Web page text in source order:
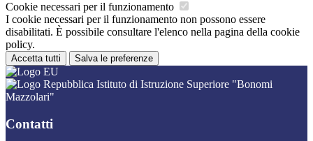
Cookie necessari per il funzionamento
I cookie necessari per il funzionamento non possono essere
disabilitati. È possibile consultare l'elenco nella pagina della cookie
policy.
Accetta tutti Salva le preferenze
Istituto di Istruzione Superiore "Bonomi
Mazzolari"
Contatti